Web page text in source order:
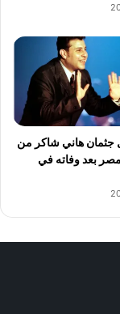
جثمان هاني شاكر من
بعد وفاته في